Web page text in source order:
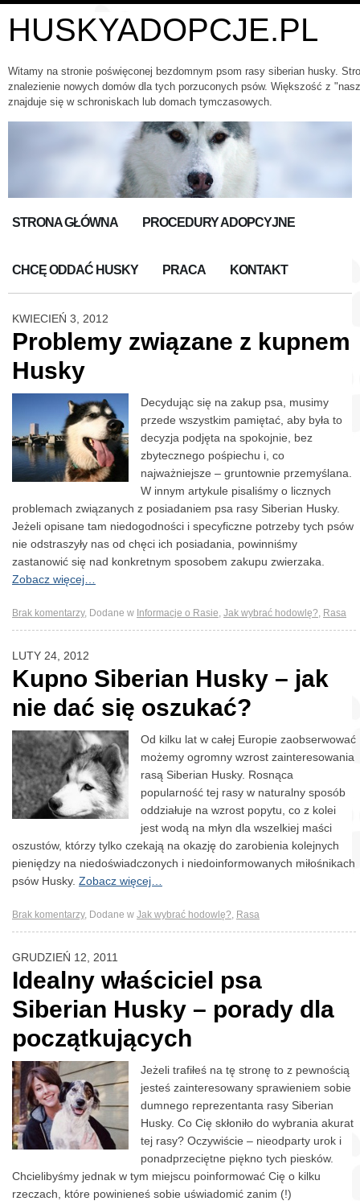
HUSKYADOPCJE.PL
Witamy na stronie poświęconej bezdomnym psom rasy siberian husky.
znalezienie nowych domów dla tych porzuconych psów. Większość z
znajduje się w schroniskach lub domach tymczasowych.
STRONA GŁÓWNA PROCEDURY ADOPCYJNE
CHCĘ ODDAĆ HUSKY PRACA KONTAKT
KWIECIEŃ 3, 2012
Problemy związane z kupnem
Husky
Decydując się na zakup psa, musimy
przede wszystkim pamiętać, aby była to
decyzja podjęta na spokojnie, bez
zbytecznego pośpiechu i, co
najważniejsze – gruntownie przemyślana.
W innym artykule pisaliśmy o licznych
problemach związanych z posiadaniem psa rasy Siberian Husky.
Jeżeli opisane tam niedogodności i specyficzne potrzeby tych psów
nie odstraszyły nas od chęci ich posiadania, powinniśmy
zastanowić się nad konkretnym sposobem zakupu zwierzaka.
Zobacz więcej…
Brak komentarzy, Dodane w Informacje o Rasie Jak wybrać hodowlę? Rasa
LUTY 24, 2012
Kupno Siberian Husky – jak
nie dać się oszukać?
Od kilku lat w całej Europie zaobserwować
możemy ogromny wzrost zainteresowania
rasą Siberian Husky. Rosnąca
popularność tej rasy w naturalny sposób
oddziałuje na wzrost popytu, co z kolei
jest wodą na młyn dla wszelkiej maści
oszustów, którzy tylko czekają na okazję do zarobienia kolejnych
pieniędzy na niedoświadczonych i niedoinformowanych miłośnikach
psów Husky. Zobacz więcej…
Brak komentarzy, Dodane w Jak wybrać hodowlę? Rasa
GRUDZIEŃ 12, 2011
Idealny właściciel psa
Siberian Husky – porady dla
początkujących
Jeżeli trafiłeś na tę stronę to z pewnością
jesteś zainteresowany sprawieniem sobie
dumnego reprezentanta rasy Siberian
Husky. Co Cię skłoniło do wybrania akurat
tej rasy? Oczywiście – nieodparty urok i
ponadprzeciętne piękno tych piesków.
Chcielibyśmy jednak w tym miejscu poinformować Cię o kilku
rzeczach, które powinieneś sobie uświadomić zanim (!)